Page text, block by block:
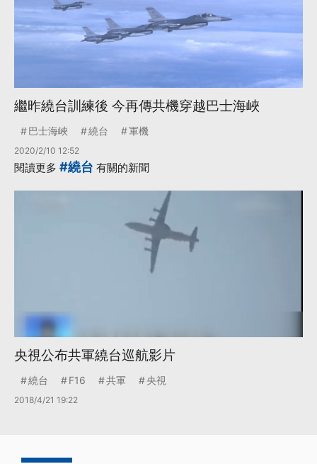
繼昨繞台訓練後 今再傳共機穿越巴士海峽
巴士海峽 繞台 軍機
2020/2/10 12:52
閱讀更多 #繞台 有關的新聞
央視公布共軍繞台巡航影片
繞台 F16 共軍 央視
2018/4/21 19:22